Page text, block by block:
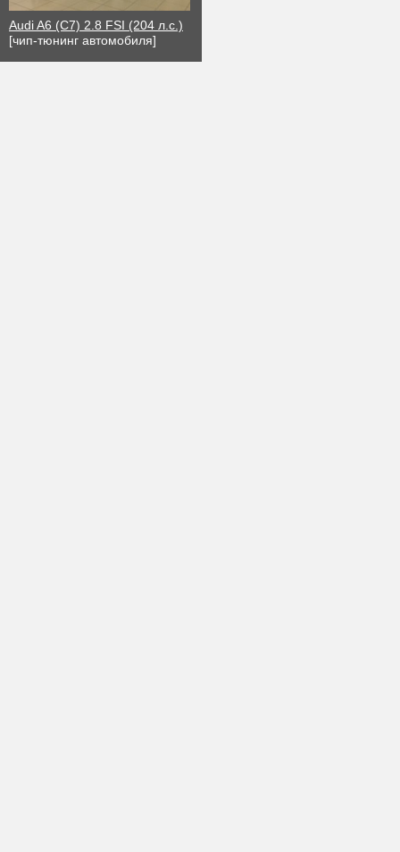
Audi A6 (C7) 2.8 FSI (204 л.с.)
[чип-тюнинг автомобиля]